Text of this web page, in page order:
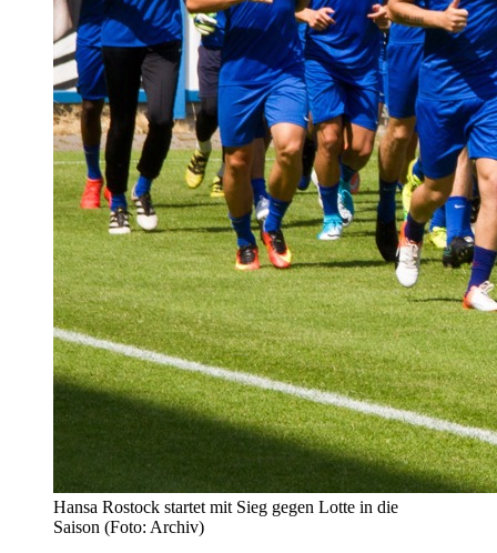
Hansa Rostock startet mit Sieg gegen Lotte in die
Saison (Foto: Archiv)